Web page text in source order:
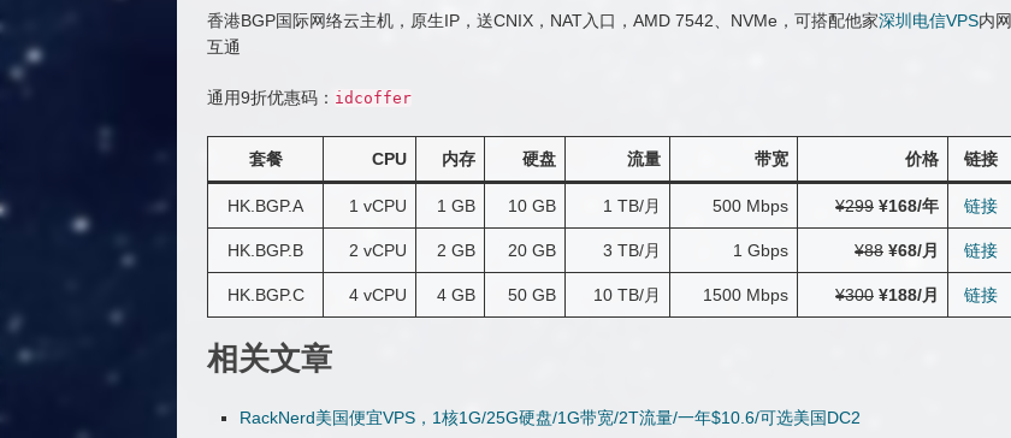
香港BGP国际网络云主机，原生IP，送CNIX，NAT入口，AMD 7542、NVMe，可搭配他家深圳电信VPS内网
互通
通用9折优惠码： idcoffer
套餐 CPU 内存 硬盘 流量 带宽 价格 链接
HK.BGP.A 1 vCPU 1 GB 10 GB 1 TB/月 500 Mbps ¥299 ¥168/年 链接
HK.BGP.B 2 vCPU 2 GB 20 GB 3 TB/月 1 Gbps ¥88 ¥68/月 链接
HK.BGP.C 4 vCPU 4 GB 50 GB 10 TB/月 1500 Mbps ¥300 ¥188/月 链接
相关文章
RackNerd美国便宜VPS，1核1G/25G硬盘/1G带宽/2T流量/一年$10.6/可选美国DC2